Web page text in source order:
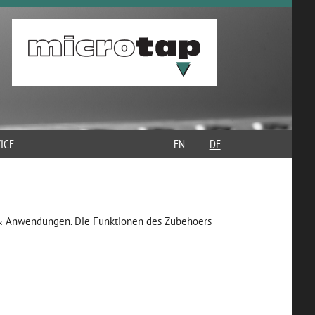
EN DE
Die Funktionen des Zubehoers